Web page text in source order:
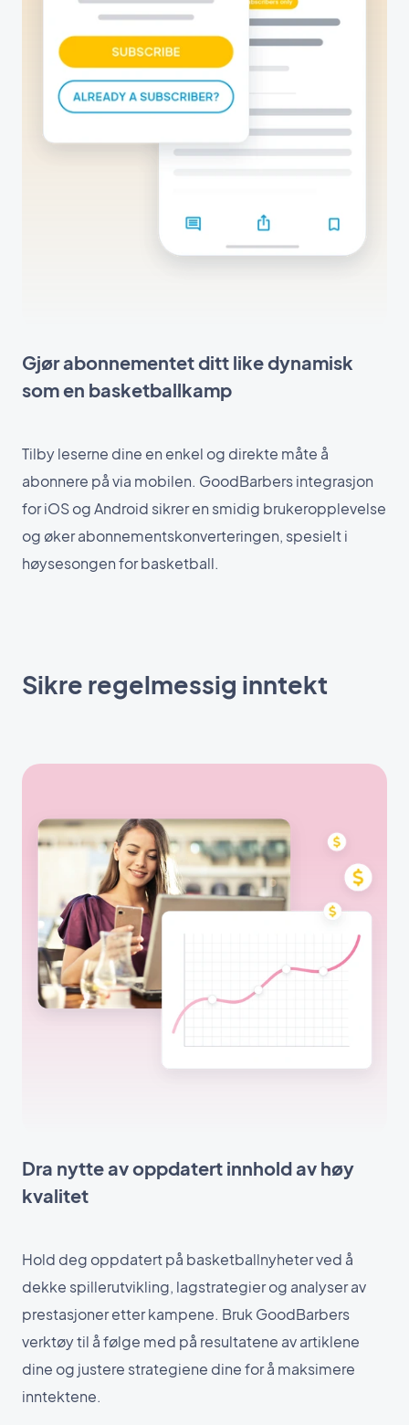
Gjør abonnementet ditt like dynamisk
som en basketballkamp
Tilby leserne dine en enkel og direkte måte å
abonnere på via mobilen. GoodBarbers integrasjon
for iOS og Android sikrer en smidig brukeropplevelse
og øker abonnementskonverteringen, spesielt i
høysesongen for basketball.
Sikre regelmessig inntekt
Dra nytte av oppdatert innhold av høy
kvalitet
Hold deg oppdatert på basketballnyheter ved å
dekke spillerutvikling, lagstrategier og analyser av
prestasjoner etter kampene. Bruk GoodBarbers
verktøy til å følge med på resultatene av artiklene
dine og justere strategiene dine for å maksimere
inntektene.